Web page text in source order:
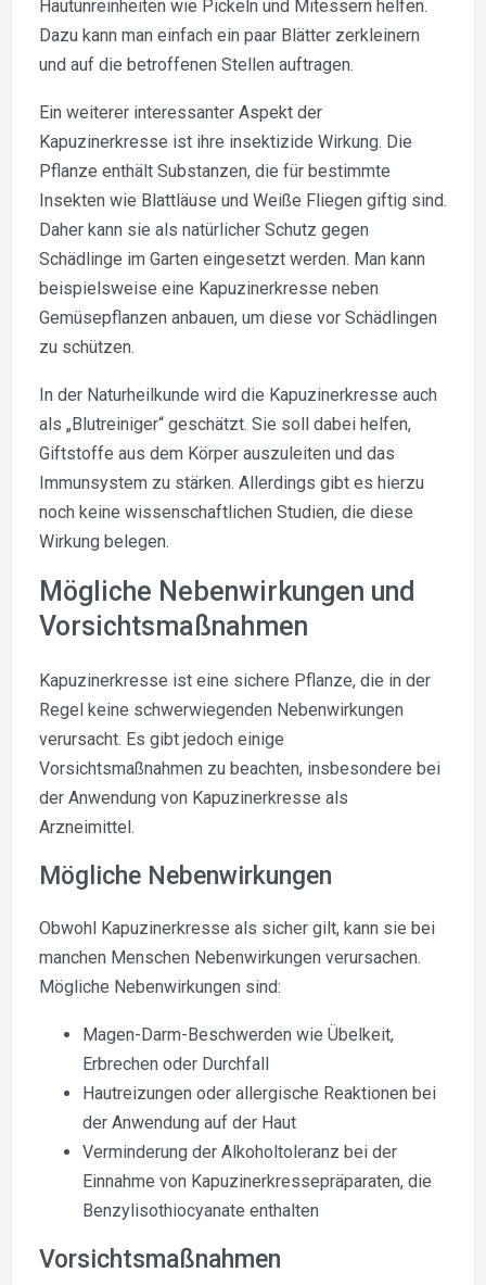
Hautunreinheiten wie Pickeln und Mitessern helfen.
Dazu kann man einfach ein paar Blätter zerkleinern
und auf die betroffenen Stellen auftragen.
Ein weiterer interessanter Aspekt der
Kapuzinerkresse ist ihre insektizide Wirkung. Die
Pflanze enthält Substanzen, die für bestimmte
Insekten wie Blattläuse und Weiße Fliegen giftig sind.
Daher kann sie als natürlicher Schutz gegen
Schädlinge im Garten eingesetzt werden. Man kann
beispielsweise eine Kapuzinerkresse neben
Gemüsepflanzen anbauen, um diese vor Schädlingen
zu schützen.
In der Naturheilkunde wird die Kapuzinerkresse auch
als „Blutreiniger“ geschätzt. Sie soll dabei helfen,
Giftstoffe aus dem Körper auszuleiten und das
Immunsystem zu stärken. Allerdings gibt es hierzu
noch keine wissenschaftlichen Studien, die diese
Wirkung belegen.
Mögliche Nebenwirkungen und
Vorsichtsmaßnahmen
Kapuzinerkresse ist eine sichere Pflanze, die in der
Regel keine schwerwiegenden Nebenwirkungen
verursacht. Es gibt jedoch einige
Vorsichtsmaßnahmen zu beachten, insbesondere bei
der Anwendung von Kapuzinerkresse als
Arzneimittel.
Mögliche Nebenwirkungen
Obwohl Kapuzinerkresse als sicher gilt, kann sie bei
manchen Menschen Nebenwirkungen verursachen.
Mögliche Nebenwirkungen sind:
Magen-Darm-Beschwerden wie Übelkeit,
Erbrechen oder Durchfall
Hautreizungen oder allergische Reaktionen bei
der Anwendung auf der Haut
Verminderung der Alkoholtoleranz bei der
Einnahme von Kapuzinerkressepräparaten, die
Benzylisothiocyanate enthalten
Vorsichtsmaßnahmen